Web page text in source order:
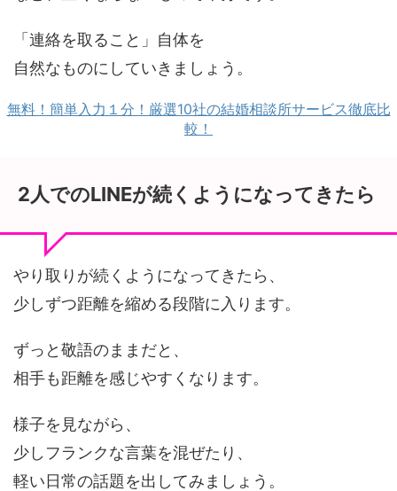
「連絡を取ること」自体を
自然なものにしていきましょう。
無料！簡単入力１分！厳選10社の結婚相談所サービス徹底比
較！
2人でのLINEが続くようになってきたら
やり取りが続くようになってきたら、
少しずつ距離を縮める段階に入ります。
ずっと敬語のままだと、
相手も距離を感じやすくなります。
様子を見ながら、
少しフランクな言葉を混ぜたり、
軽い日常の話題を出してみましょう。